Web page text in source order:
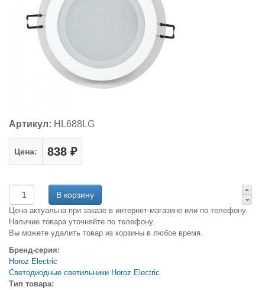
Артикул: HL688LG
Цена: 838 ₽
Цена актуальна при заказе в интернет-магазине или по телефону.
Наличие товара уточняйте по телефону.
Вы можете удалить товар из корзины в любое время.
Бренд-серия:
Horoz Electric
Светодиодные светильники Horoz Electric
Тип товара: